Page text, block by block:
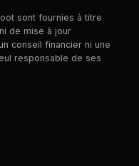
sont fournies à titre
de mise à jour
conseil financier ni une
responsable de ses